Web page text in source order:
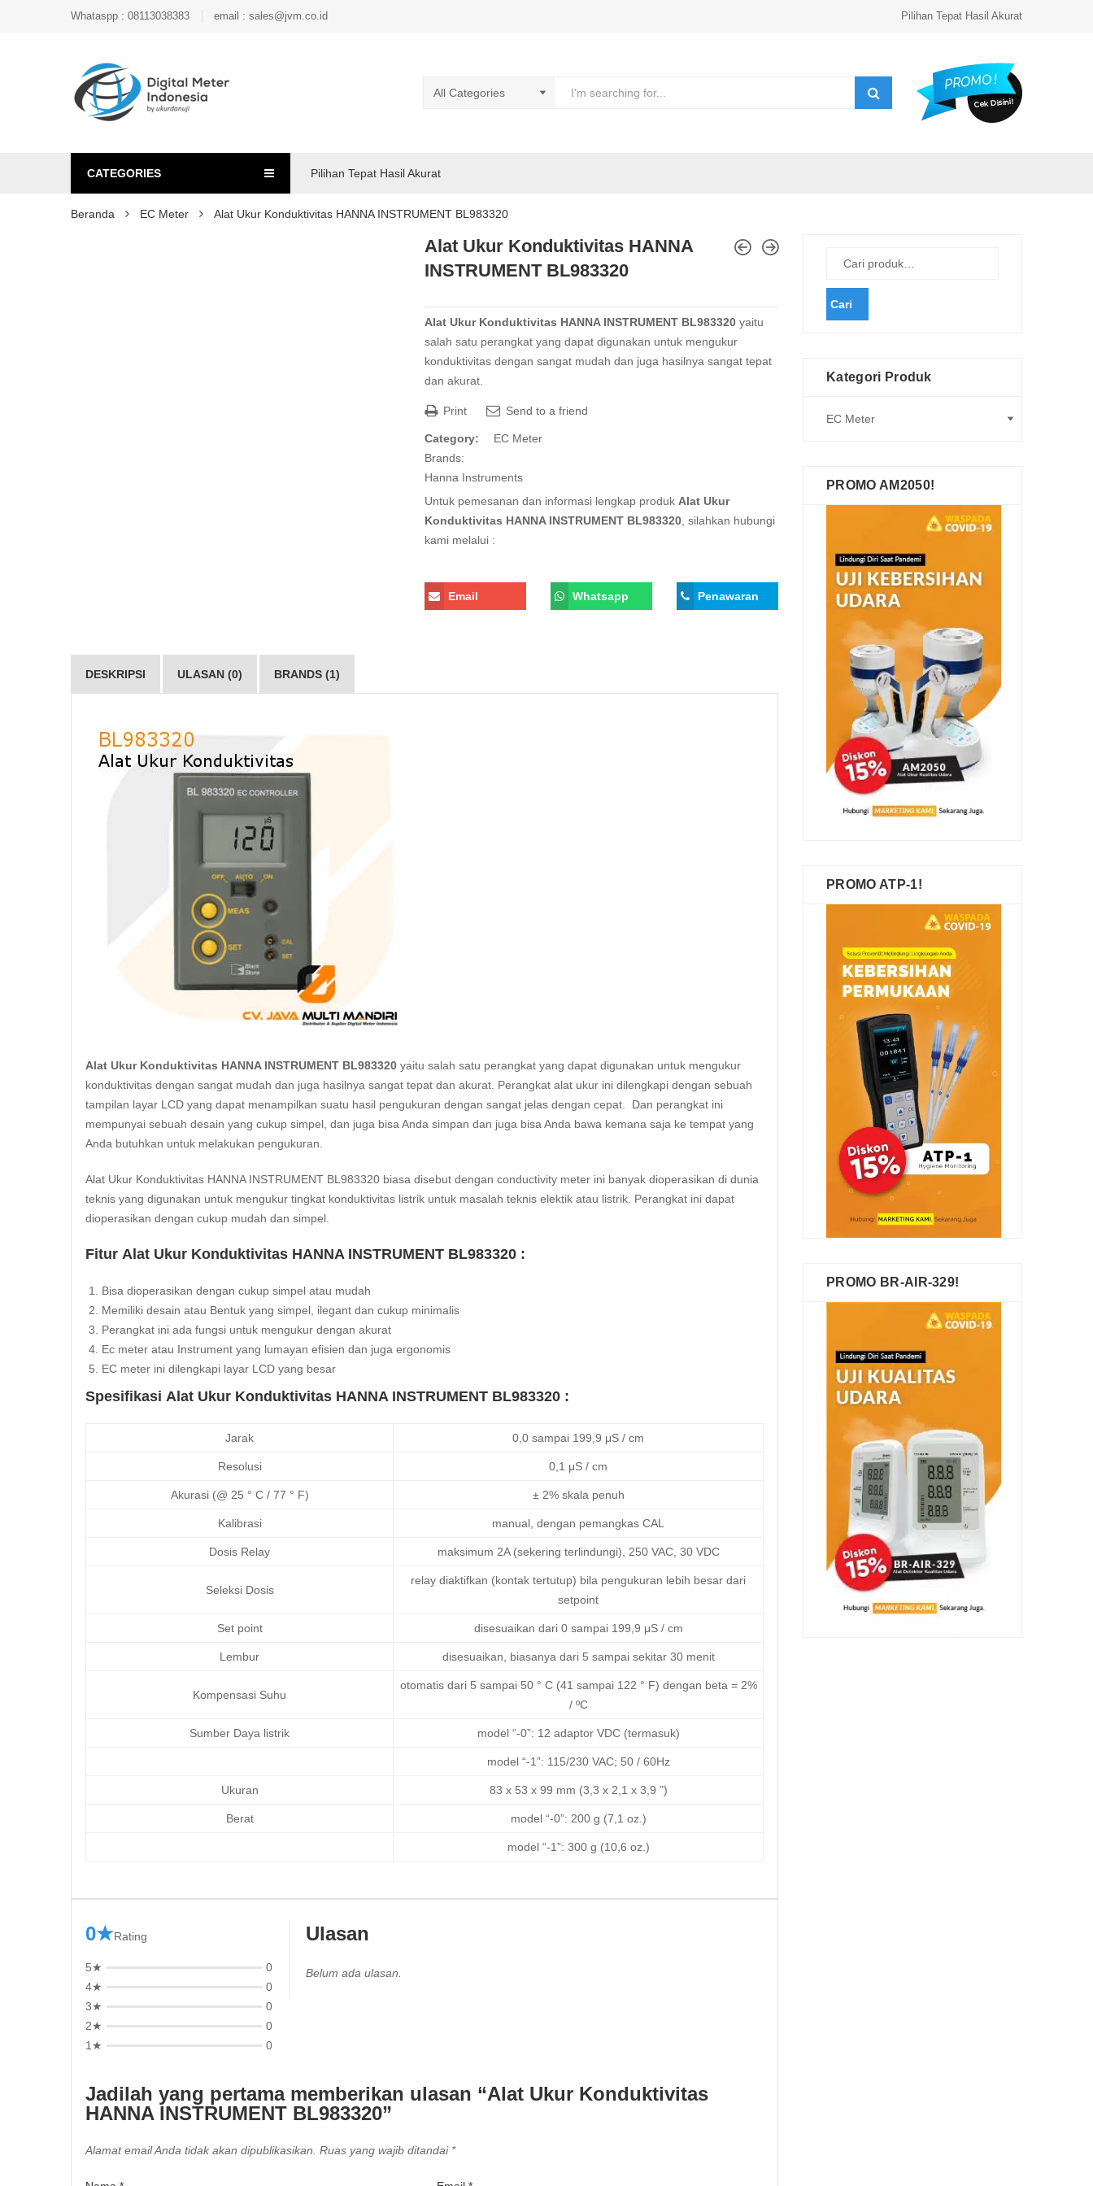
Whataspp : 08113038383 email : sales@jvm.co.id Pilihan Tepat Hasil Akurat
CATEGORIES Pilihan Tepat Hasil Akurat
Beranda EC Meter Alat Ukur Konduktivitas HANNA INSTRUMENT BL983320
Alat Ukur Konduktivitas HANNA
INSTRUMENT BL983320
Alat Ukur Konduktivitas HANNA INSTRUMENT BL983320 yaitu
salah satu perangkat yang dapat digunakan untuk mengukur
konduktivitas dengan sangat mudah dan juga hasilnya sangat tepat
dan akurat.
Print Send to a friend
Category:
EC Meter
Brands:
Hanna Instruments
Untuk pemesanan dan informasi lengkap produk Alat Ukur
Konduktivitas HANNA INSTRUMENT BL983320 , silahkan hubungi
kami melalui :
Email Whatsapp Penawaran
DESKRIPSI ULASAN (0) BRANDS (1)
Alat Ukur Konduktivitas HANNA INSTRUMENT BL983320 yaitu salah satu perangkat yang dapat digunakan untuk mengukur
konduktivitas dengan sangat mudah dan juga hasilnya sangat tepat dan akurat. Perangkat alat ukur ini dilengkapi dengan sebuah
tampilan layar LCD yang dapat menampilkan suatu hasil pengukuran dengan sangat jelas dengan cepat.
Dan perangkat ini
mempunyai sebuah desain yang cukup simpel, dan juga bisa Anda simpan dan juga bisa Anda bawa kemana saja ke tempat yang
Anda butuhkan untuk melakukan pengukuran.
Alat Ukur Konduktivitas HANNA INSTRUMENT BL983320 biasa disebut dengan conductivity meter ini banyak dioperasikan di dunia
teknis yang digunakan untuk mengukur tingkat konduktivitas listrik untuk masalah teknis elektik atau listrik. Perangkat ini dapat
dioperasikan dengan cukup mudah dan simpel.
Fitur Alat Ukur Konduktivitas HANNA INSTRUMENT BL983320 :
Bisa dioperasikan dengan cukup simpel atau mudah
Memiliki desain atau Bentuk yang simpel, ilegant dan cukup minimalis
Perangkat ini ada fungsi untuk mengukur dengan akurat
Ec meter atau Instrument yang lumayan efisien dan juga ergonomis
EC meter ini dilengkapi layar LCD yang besar
Spesifikasi Alat Ukur Konduktivitas HANNA INSTRUMENT BL983320 :
Jarak 0,0 sampai 199,9 μS / cm
Resolusi 0,1 μS / cm
Akurasi (@ 25 ° C / 77 ° F) ± 2% skala penuh
Kalibrasi manual, dengan pemangkas CAL
Dosis Relay maksimum 2A (sekering terlindungi), 250 VAC, 30 VDC
Seleksi Dosis
relay diaktifkan (kontak tertutup) bila pengukuran lebih besar dari
setpoint
Set point disesuaikan dari 0 sampai 199,9 μS / cm
Lembur disesuaikan, biasanya dari 5 sampai sekitar 30 menit
Kompensasi Suhu
otomatis dari 5 sampai 50 ° C (41 sampai 122 ° F) dengan beta = 2%
/ ºC
Sumber Daya listrik model “-0”: 12 adaptor VDC (termasuk)
model “-1”: 115/230 VAC; 50 / 60Hz
Ukuran 83 x 53 x 99 mm (3,3 x 2,1 x 3,9 ”)
Berat model “-0”: 200 g (7,1 oz.)
model “-1”: 300 g (10,6 oz.)
0★Rating
5★
0
4★
0
3★
0
2★
0
1★
0
Ulasan
Belum ada ulasan.
Jadilah yang pertama memberikan ulasan “Alat Ukur Konduktivitas
HANNA INSTRUMENT BL983320”
Alamat email Anda tidak akan dipublikasikan. Ruas yang wajib ditandai *
Cari
Kategori Produk
PROMO AM2050!
PROMO ATP-1!
PROMO BR-AIR-329!